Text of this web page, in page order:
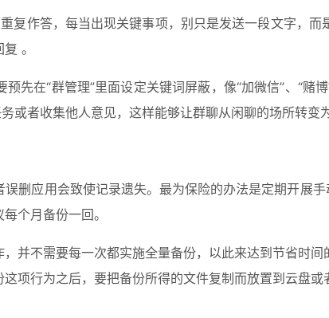
复作答，每当出现关键事项，别只是发送一段文字，
。
先在“群管理”里面设定关键词屏蔽，像“加微信”、“
或者收集他人意见，这样能够让群聊从闲聊的场所转变
删应用会致使记录遗失。最为保险的办法是定期开展
个月备份一回。
并不需要每一次都实施全量备份，以此来达到节省时间
项行为之后，要把备份所得的文件复制而放置到云盘